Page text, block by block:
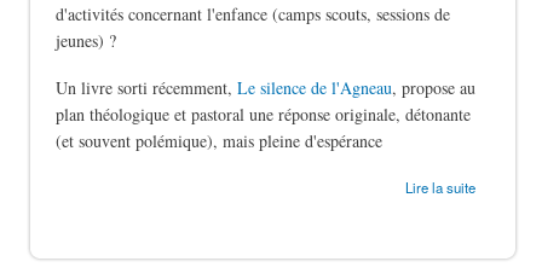
d'activités concernant l'enfance (camps scouts, sessions de
jeunes) ?
Un livre sorti récemment, Le silence de l'Agneau, propose au
plan théologique et pastoral une réponse originale, détonante
(et souvent polémique), mais pleine d'espérance
Lire la suite